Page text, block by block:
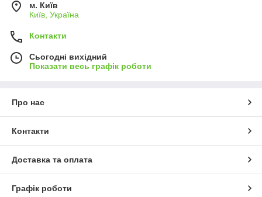
м. Київ
Київ, Україна
Контакти
Сьогодні вихідний
Показати весь графік роботи
Про нас
Контакти
Доставка та оплата
Графік роботи